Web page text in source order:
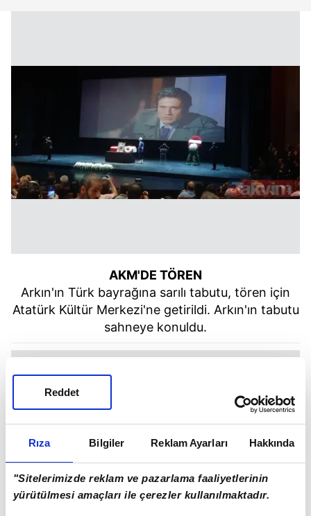
Rıza Bilgiler Reklam Ayarları Hakkında
"Sitelerimizde reklam ve pazarlama faaliyetlerinin
yürütülmesi amaçları ile çerezler kullanılmaktadır.
Reddet
AKM'DE TÖREN
Arkın'ın Türk bayrağına sarılı tabutu, tören için
Atatürk Kültür Merkezi'ne getirildi. Arkın'ın tabutu
sahneye konuldu.